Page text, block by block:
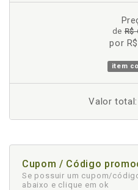
deR$
por
item
Valor total:
Cupom / Código
Se possuir um cupom/
abaixo e clique em ok